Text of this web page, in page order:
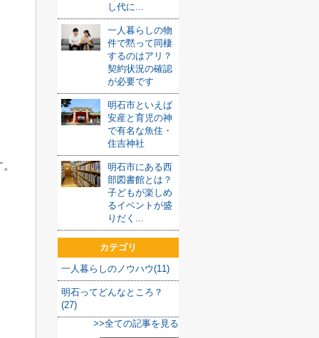
し代に...
一人暮らしの物
件で黙って同棲
するのはアリ？
契約状況の確認
が必要です
明石市といえば
安産と育児の神
で有名な魚住・
住吉神社
明石市にある西
部図書館とは？
子どもが楽しめ
るイベントが盛
りだく...
カテゴリ
一人暮らしのノウハウ(11)
明石ってどんなところ？
(27)
>>全ての記事を見る